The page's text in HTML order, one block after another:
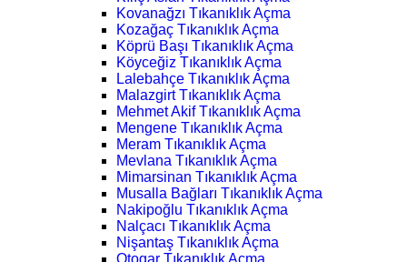
Kovanağzı Tıkanıklık Açma
Kozağaç Tıkanıklık Açma
Köprü Başı Tıkanıklık Açma
Köyceğiz Tıkanıklık Açma
Lalebahçe Tıkanıklık Açma
Malazgirt Tıkanıklık Açma
Mehmet Akif Tıkanıklık Açma
Mengene Tıkanıklık Açma
Meram Tıkanıklık Açma
Mevlana Tıkanıklık Açma
Mimarsinan Tıkanıklık Açma
Musalla Bağları Tıkanıklık Açma
Nakipoğlu Tıkanıklık Açma
Nalçacı Tıkanıklık Açma
Nişantaş Tıkanıklık Açma